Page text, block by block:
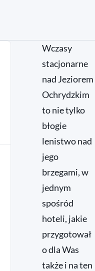
Wczasy
stacjonarne
nad Jeziorem
Ochrydzkim
to nie tylko
błogie
lenistwo nad
jego
brzegami, w
jednym
spośród
hoteli, jakie
przygotował
o dla Was
także i na ten